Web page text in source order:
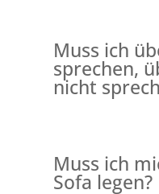
Muss ich
sprechen,
nicht
Muss ich
Sofa legen?